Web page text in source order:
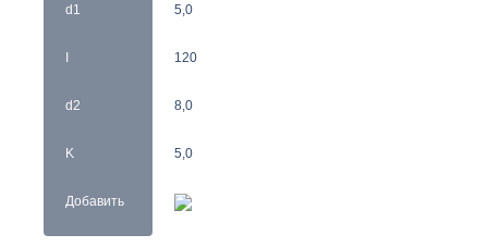
d1
I
d2
K
Добавить
5,0
120
8,0
5,0